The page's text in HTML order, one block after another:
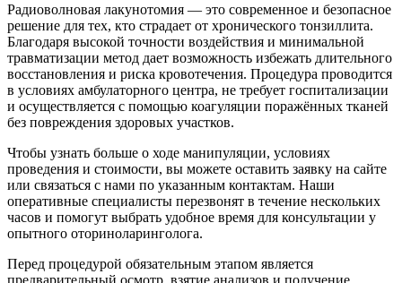
Радиоволновая лакунотомия — это современное и безопасное
решение для тех, кто страдает от хронического тонзиллита.
Благодаря высокой точности воздействия и минимальной
травматизации метод дает возможность избежать длительного
восстановления и риска кровотечения. Процедура проводится
в условиях амбулаторного центра, не требует госпитализации
и осуществляется с помощью коагуляции поражённых тканей
без повреждения здоровых участков.
Чтобы узнать больше о ходе манипуляции, условиях
проведения и стоимости, вы можете оставить заявку на сайте
или связаться с нами по указанным контактам. Наши
оперативные специалисты перезвонят в течение нескольких
часов и помогут выбрать удобное время для консультации у
опытного оториноларинголога.
Перед процедурой обязательным этапом является
предварительный осмотр, взятие анализов и получение